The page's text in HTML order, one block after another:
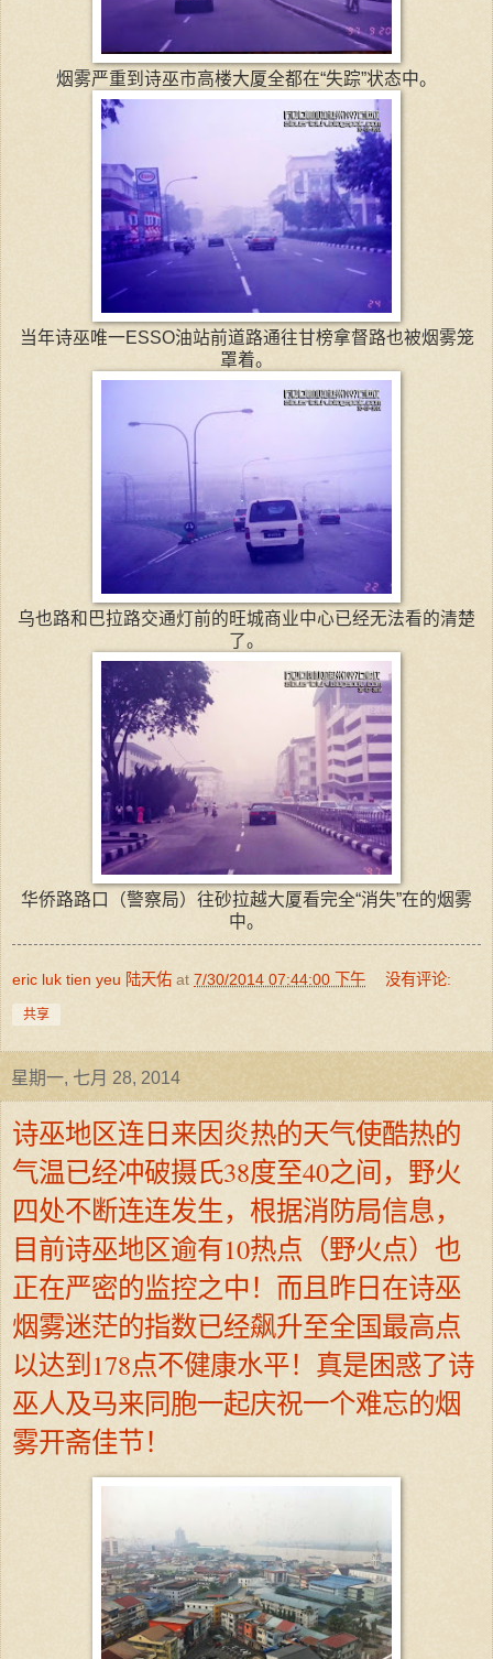
烟雾严重到诗巫市高楼大厦全都在“失踪”状态中。
当年诗巫唯一ESSO油站前道路通往甘榜拿督路也被烟雾笼
罩着。
乌也路和巴拉路交通灯前的旺城商业中心已经无法看的清楚
了。
华侨路路口（警察局）往砂拉越大厦看完全“消失”在的烟雾
中。
eric luk tien yeu 陆天佑 at 7/30/2014 07:44:00 下午 没有评论:
共享
星期一, 七月 28, 2014
诗巫地区连日来因炎热的天气使酷热的
气温已经冲破摄氏38度至40之间，野火
四处不断连连发生，根据消防局信息，
目前诗巫地区逾有10热点（野火点）也
正在严密的监控之中！而且昨日在诗巫
烟雾迷茫的指数已经飙升至全国最高点
以达到178点不健康水平！真是困惑了诗
巫人及马来同胞一起庆祝一个难忘的烟
雾开斋佳节！